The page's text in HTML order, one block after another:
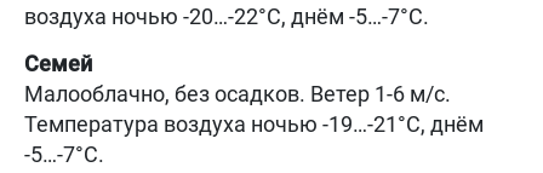
воздуха ночью -20…-22°C, днём -5…-7°C.
Семей
Малооблачно, без осадков. Ветер 1-6 м/с.
Температура воздуха ночью -19…-21°C, днём
-5…-7°C.